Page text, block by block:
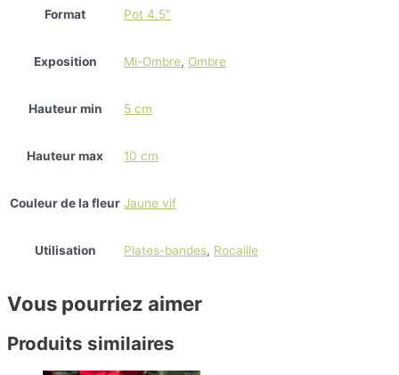
Format Pot 4.5"
Exposition Mi-Ombre, Ombre
Hauteur min 5 cm
Hauteur max 10 cm
Couleur de la fleur Jaune vif
Utilisation Plates-bandes, Rocaille
Vous pourriez aimer
Produits similaires